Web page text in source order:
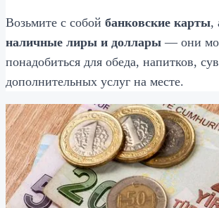
Возьмите с собой банковские карты,
наличные лиры и доллары — они
понадобиться для обеда, напитков,
дополнительных услуг на месте.